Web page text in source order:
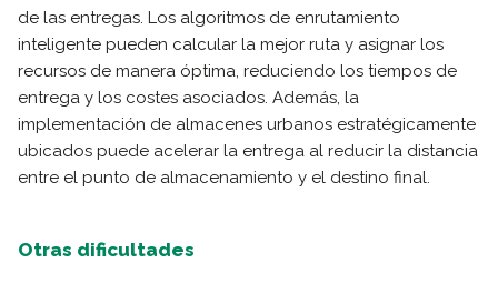
de las entregas. Los algoritmos de enrutamiento
inteligente pueden calcular la mejor ruta y asignar los
recursos de manera óptima, reduciendo los tiempos de
entrega y los costes asociados. Además, la
implementación de almacenes urbanos estratégicamente
ubicados puede acelerar la entrega al reducir la distancia
entre el punto de almacenamiento y el destino final.
Otras dificultades